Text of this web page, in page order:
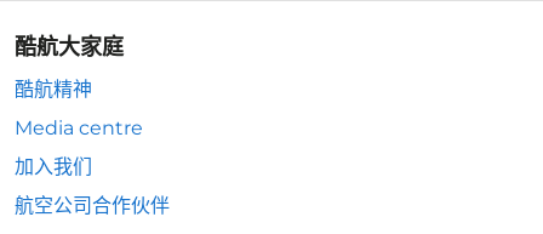
酷航大家庭
酷航精神
Media centre
加入我们
航空公司合作伙伴